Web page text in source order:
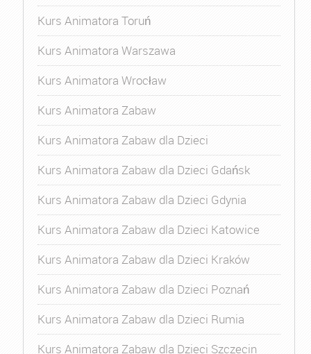
Kurs Animatora Toruń
Kurs Animatora Warszawa
Kurs Animatora Wrocław
Kurs Animatora Zabaw
Kurs Animatora Zabaw dla Dzieci
Kurs Animatora Zabaw dla Dzieci Gdańsk
Kurs Animatora Zabaw dla Dzieci Gdynia
Kurs Animatora Zabaw dla Dzieci Katowice
Kurs Animatora Zabaw dla Dzieci Kraków
Kurs Animatora Zabaw dla Dzieci Poznań
Kurs Animatora Zabaw dla Dzieci Rumia
Kurs Animatora Zabaw dla Dzieci Szczecin